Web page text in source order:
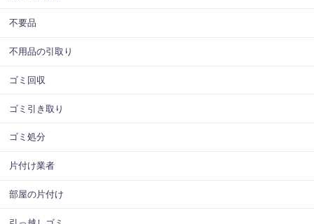
不要品
不用品の引取り
ゴミ回収
ゴミ引き取り
ゴミ処分
片付け業者
部屋の片付け